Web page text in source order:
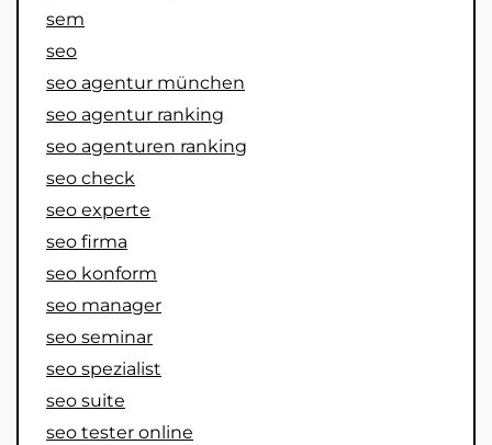
sem
seo
seo agentur münchen
seo agentur ranking
seo agenturen ranking
seo check
seo experte
seo firma
seo konform
seo manager
seo seminar
seo spezialist
seo suite
seo tester online